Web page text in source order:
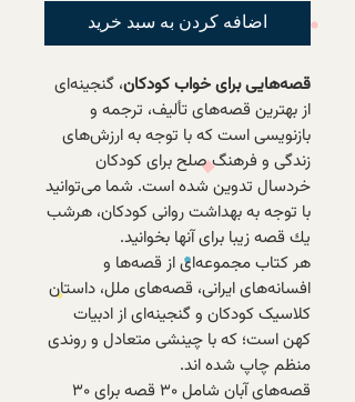
اضافه کردن به سبد خرید
قصه‌هایی برای خواب كودكان، گنجینه‌ای
از بهترین قصه‌های تألیف، ترجمه و
بازنویسی است كه با توجه به ارزش‌های
زندگی و فرهنگ صلح برای كودكان
خردسال تدوین شده است. شما می‌توانید
با توجه به بهداشت روانی كودكان، هرشب
یك قصه‌ زیبا برای آنها بخوانید.
هر کتاب مجموعه‌ای از قصه‌ها و
افسانه‌های ایرانی، قصه‌های ملل، داستان
کلاسیک کودکان و گنجینه‌ای از ادبیات
کهن است؛ که با چینشی متعادل و روندی
منظم چاپ شده اند.